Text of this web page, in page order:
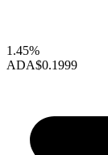
1.45%
ADA$0.1999